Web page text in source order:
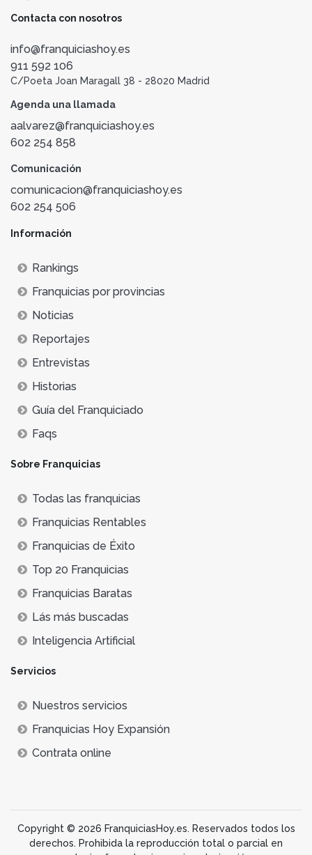
Contacta con nosotros
info@franquiciashoy.es
911 592 106
C/Poeta Joan Maragall 38 - 28020 Madrid
Agenda una llamada
aalvarez@franquiciashoy.es
602 254 858
Comunicación
comunicacion@franquiciashoy.es
602 254 506
Información
Rankings
Franquicias por provincias
Noticias
Reportajes
Entrevistas
Historias
Guía del Franquiciado
Faqs
Sobre Franquicias
Todas las franquicias
Franquicias Rentables
Franquicias de Éxito
Top 20 Franquicias
Franquicias Baratas
Lás más buscadas
Inteligencia Artificial
Servicios
Nuestros servicios
Franquicias Hoy Expansión
Contrata online
Copyright © 2026 FranquiciasHoy.es. Reservados todos los
derechos. Prohibida la reproducción total o parcial en